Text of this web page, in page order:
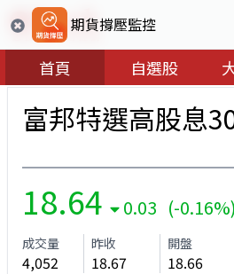
期貨撐壓監控
首頁 自選股
富邦特選高股息
18.64 0.03 (-0.16%)
成交量
4,052
昨收
18.67
開盤
18.66